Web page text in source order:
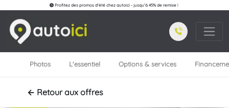
Profitez des promos d'été chez autoici - jusqu'à 45% de remise !
Photos L'essentiel Options & services
← Retour aux offres